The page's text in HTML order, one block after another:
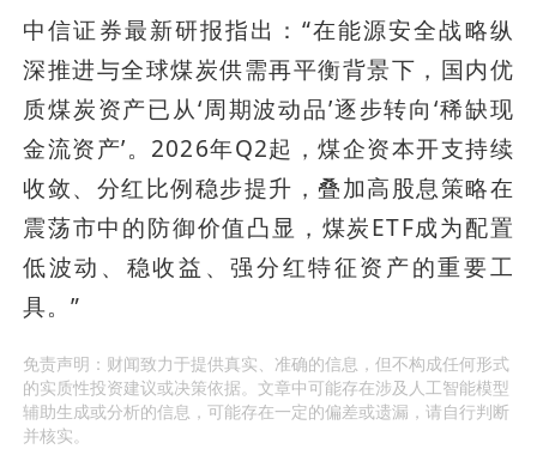
中信证券最新研报指出：“在能源安全战略纵
深推进与全球煤炭供需再平衡背景下，国内优
质煤炭资产已从‘周期波动品’逐步转向‘稀缺现
金流资产’。2026年Q2起，煤企资本开支持续
收敛、分红比例稳步提升，叠加高股息策略在
震荡市中的防御价值凸显，煤炭ETF成为配置
低波动、稳收益、强分红特征资产的重要工
具。”
免责声明：财闻致力于提供真实、准确的信息，但不构成任何形式
的实质性投资建议或决策依据。文章中可能存在涉及人工智能模型
辅助生成或分析的信息，可能存在一定的偏差或遗漏，请自行判断
并核实。